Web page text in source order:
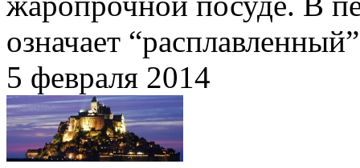
означает
5 февраля 2014